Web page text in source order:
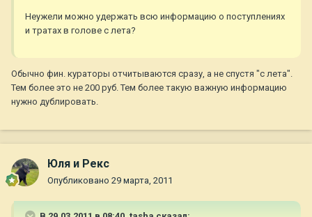
Неужели можно удержать всю информацию о поступлениях
и тратах в голове с лета?
Обычно фин. кураторы отчитываются сразу, а не спустя "с лета".
Тем более это не 200 руб. Тем более такую важную информацию
нужно дублировать.
Юля и Рекс
Опубликовано 29 марта, 2011